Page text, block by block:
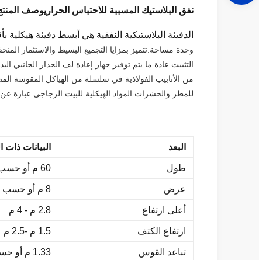
نفق البلاستيك المسببة للاحتباس الحراريوصف
الدفيئة البلاستيكية النفقية هي أبسط دفيئة هيكلية
وحدة مساحة.تتميز بمزايا التجميع البسيط والاستثمار
التثبيت.عادة ما يتم توفير جهاز إعادة لف الجدار الجانبي
من الأنابيب الفولاذية في سلسلة من الهياكل المقوسة
للمطر والحشرات. المواد الهيكلية للبيت الزجاجي
البعد البيانات ذات
طول 60 م أو حسب الطلب
عرض 8 م أو حسب الطلب
أعلى ارتفاع 2.8 م - 4 م
ارتفاع الكتف 1.5 م -2.5 م
تباعد القوس 1.33 م أو حسب الطلب